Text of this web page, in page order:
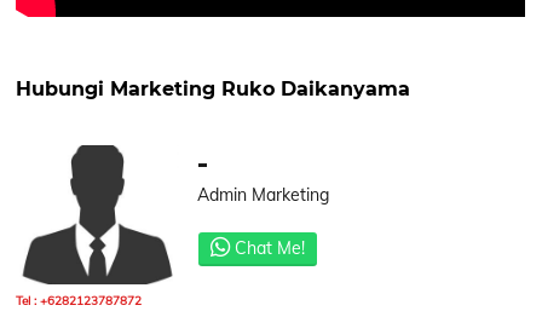
Hubungi Marketing Ruko Daikanyama
Tel : +6282123787872
-
Admin Marketing
Chat Me!